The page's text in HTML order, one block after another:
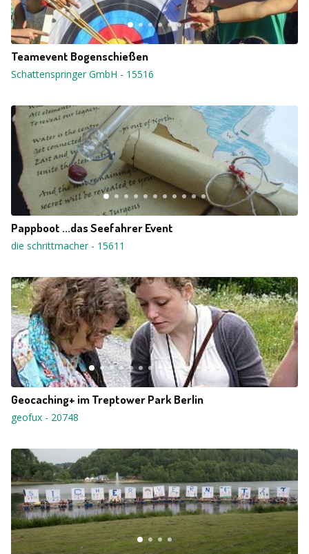
Teamevent Bogenschießen
Schattenspringer GmbH - 15516
Pappboot ...das Seefahrer Event
die schrittmacher- 15611
Geocaching+ im Treptower Park Berlin
geofux - 20748